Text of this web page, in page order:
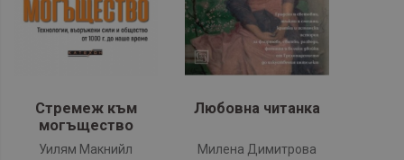
Стремеж към
могъщество
Уилям Макнийл
Любовна читанка
Милена Димитрова